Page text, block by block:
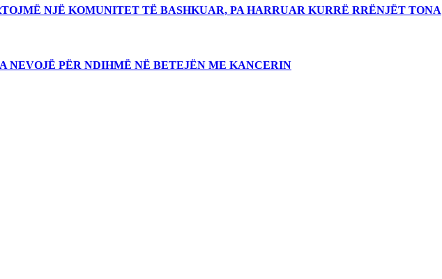
NJË KOMUNITET TË BASHKUAR, PA HARRUAR KURRË RRËNJËT TONA
NEVOJË PËR NDIHMË NË BETEJËN ME KANCERIN